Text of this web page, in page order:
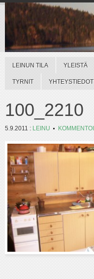
LEINUN TILA YLEISTÄ
TYRNIT YHTEYSTIEDOT
100_2210
5.9.2011 : LEINU KOMMENTOI